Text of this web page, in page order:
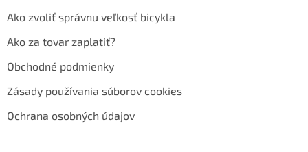
Ako zvoliť správnu veľkosť bicykla
Ako za tovar zaplatiť?
Obchodné podmienky
Zásady používania súborov cookies
Ochrana osobných údajov